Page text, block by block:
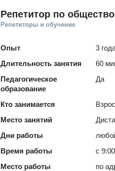
Репетитор по
Репетиторы и обучение
Опыт
3
Длительность занятия
60
Педагогическое
образование
Да
Кто занимается
Место занятий
Дни работы
Время работы
с
Место работы
по